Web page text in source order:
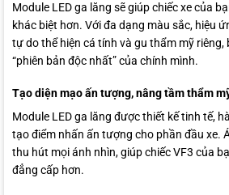
Module LED ga lăng sẽ giúp chiếc xe của
khác biệt hơn. Với đa dạng màu sắc, hiệu
tự do thể hiện cá tính và gu thẩm mỹ riêng,
“phiên bản độc nhất” của chính mình.
Tạo diện mạo ấn tượng, nâng tầm thẩm
Module LED ga lăng được thiết kế tinh tế,
tạo điểm nhấn ấn tượng cho phần đầu xe.
thu hút mọi ánh nhìn, giúp chiếc VF3 của
đẳng cấp hơn.